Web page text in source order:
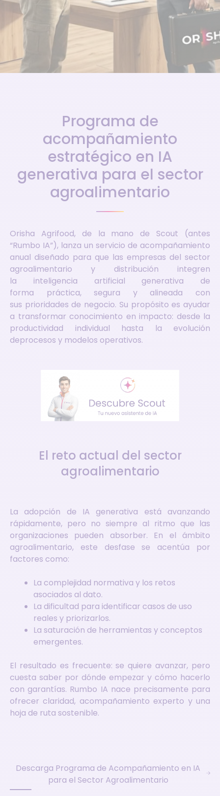
Programa de
acompañamiento
estratégico en IA
generativa para el sector
agroalimentario
Orisha Agrifood, de la mano de Scout (antes
“Rumbo IA”), lanza un servicio de acompañamiento
anual diseñado para que las empresas del sector
agroalimentario y distribución integren
la inteligencia artificial generativa de
forma práctica, segura y alineada con
sus prioridades de negocio. Su propósito es ayudar
a transformar conocimiento en impacto: desde la
productividad individual hasta la evolución
deprocesos y modelos operativos.
El reto actual del sector
agroalimentario
La adopción de IA generativa está avanzando
rápidamente, pero no siempre al ritmo que las
organizaciones pueden absorber. En el ámbito
agroalimentario, este desfase se acentúa por
factores como:
La complejidad normativa y los retos
asociados al dato.
La dificultad para identificar casos de uso
reales y priorizarlos.
La saturación de herramientas y conceptos
emergentes.
El resultado es frecuente: se quiere avanzar, pero
cuesta saber por dónde empezar y cómo hacerlo
con garantías. Rumbo IA nace precisamente para
ofrecer claridad, acompañamiento experto y una
hoja de ruta sostenible.
Descarga Programa de Acompañamiento en IA
para el Sector Agroalimentario